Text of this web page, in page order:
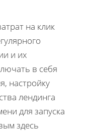
на клик
и их
в себя
настройку
лендинга
для запуска
здесь